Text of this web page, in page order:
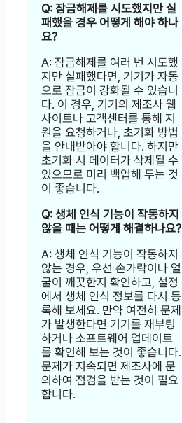
Q: 잠금해제를 시도했지만 실
패했을 경우 어떻게 해야 하나
요?
A: 잠금해제를 여러 번 시도했
지만 실패했다면, 기기가 자동
으로 잠금이 강화될 수 있습니
다. 이 경우, 기기의 제조사 웹
사이트나 고객센터를 통해 지
원을 요청하거나, 초기화 방법
을 안내받아야 합니다. 하지만
초기화 시 데이터가 삭제될 수
있으므로 미리 백업해 두는 것
이 좋습니다.
Q: 생체 인식 기능이 작동하지
않을 때는 어떻게 해결하나요?
A: 생체 인식 기능이 작동하지
않는 경우, 우선 손가락이나 얼
굴이 깨끗한지 확인하고, 설정
에서 생체 인식 정보를 다시 등
록해 보세요. 만약 여전히 문제
가 발생한다면 기기를 재부팅
하거나 소프트웨어 업데이트
를 확인해 보는 것이 좋습니다.
문제가 지속되면 제조사에 문
의하여 점검을 받는 것이 필요
합니다.